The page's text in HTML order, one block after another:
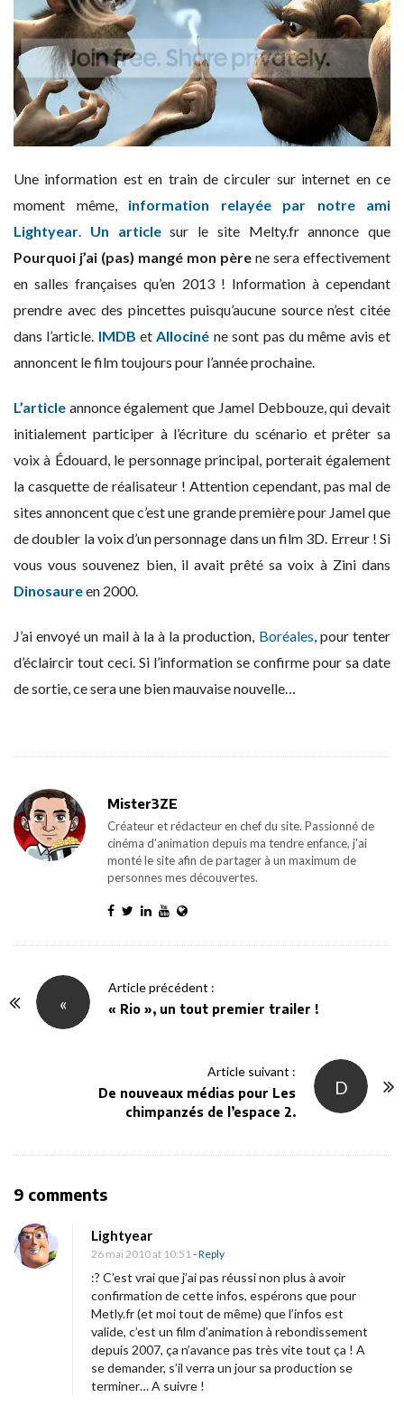
Une information est en train de circuler sur internet en ce
moment même, information relayée par notre ami
Lightyear. Un articlesur le site Melty.fr annonce que
Pourquoi j’ai (pas) mangé mon père ne sera effectivement
en salles françaises qu’en 2013 ! Information à cependant
prendre avec des pincettes puisqu’aucune source n’est citée
dans l’article. IMDB etAllociné ne sont pas du même avis et
annoncent le film toujours pour l’année prochaine.
L’article annonce également que Jamel Debbouze, qui devait
initialement participer à l’écriture du scénario et prêter sa
voix à Édouard, le personnage principal, porterait également
la casquette de réalisateur ! Attention cependant, pas mal de
sites annoncent que c’est une grande première pour Jamel que
de doubler la voix d’un personnage dans un film 3D. Erreur ! Si
vous vous souvenez bien, il avait prêté sa voix à Zini dans
Dinosaureen 2000.
J’ai envoyé un mail à la à la production, Boréales, pour tenter
d’éclaircir tout ceci. Si l’information se confirme pour sa date
de sortie, ce sera une bien mauvaise nouvelle…
Mister3ZE
Créateur et rédacteur en chef du site. Passionné de
cinéma d'animation depuis ma tendre enfance, j'ai
monté le site afin de partager à un maximum de
personnes mes découvertes.
«
Article précédent :
« Rio », un tout premier trailer !
D
Article suivant :
De nouveaux médias pour Les
chimpanzés de l’espace 2.
9 commentsO
«
P
o
u
r
q
Lightyear
26 mai 2010 at 10:51 - Reply
:? C’est vrai que j’ai pas réussi non plus à avoir
confirmation de cette infos, espérons que pour
Metly.fr (et moi tout de même) que l’infos est
valide, c’est un film d’animation à rebondissement
depuis 2007, ça n’avance pas très vite tout ça ! A
se demander, s’il verra un jour sa production se
terminer… A suivre !